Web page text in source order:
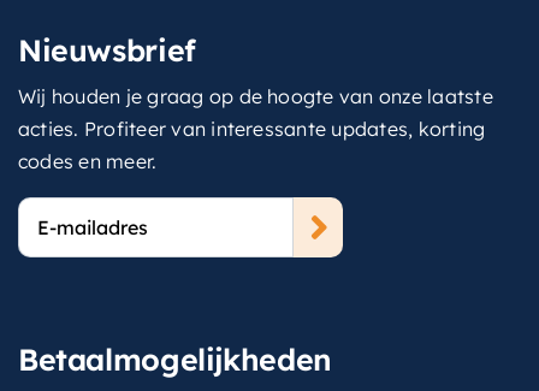
Nieuwsbrief
Wij houden je graag op de hoogte van onze laatste
acties. Profiteer van interessante updates, korting
codes en meer.
E-
mailadres
Betaalmogelijkheden